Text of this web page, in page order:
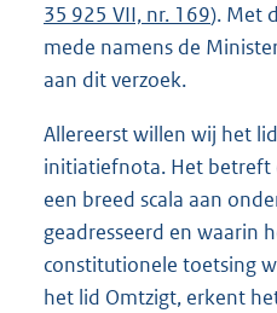
35 925 VII, nr. 169). Met
mede namens de
aan dit verzoek.
Allereerst willen wij het
initiatiefnota. Het betreft
een breed scala aan
geadresseerd en waarin
constitutionele toetsing
het lid Omtzigt, erkent